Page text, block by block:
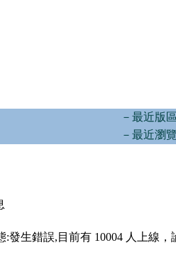
－最近版
－最近瀏
:發生錯誤,目前有 10004 人上線